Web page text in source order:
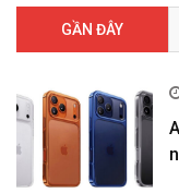
GẦN ĐÂY